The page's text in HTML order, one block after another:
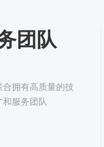
团队
合拥有高质量的技
和服务团队